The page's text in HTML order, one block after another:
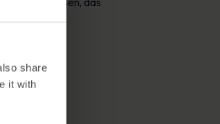
share
it with